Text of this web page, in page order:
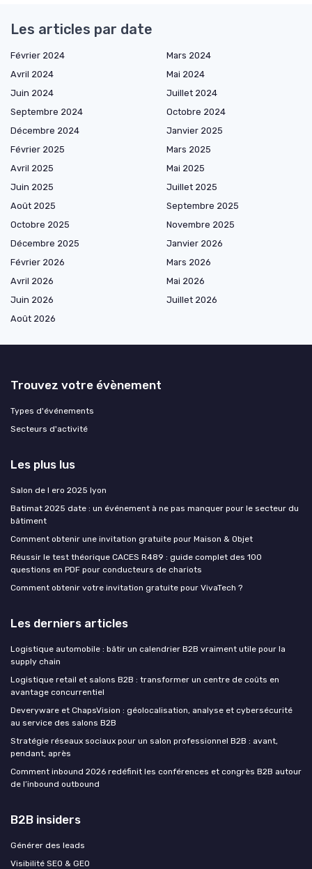
Les articles par date
Février 2024
Mars 2024
Avril 2024
Mai 2024
Juin 2024
Juillet 2024
Septembre 2024
Octobre 2024
Décembre 2024
Janvier 2025
Février 2025
Mars 2025
Avril 2025
Mai 2025
Juin 2025
Juillet 2025
Août 2025
Septembre 2025
Octobre 2025
Novembre 2025
Décembre 2025
Janvier 2026
Février 2026
Mars 2026
Avril 2026
Mai 2026
Juin 2026
Juillet 2026
Août 2026
Trouvez votre évènement
Types d'événements
Secteurs d'activité
Les plus lus
Salon de l ero 2025 lyon
Batimat 2025 date : un événement à ne pas manquer pour le secteur du
bâtiment
Comment obtenir une invitation gratuite pour Maison & Objet
Réussir le test théorique CACES R489 : guide complet des 100
questions en PDF pour conducteurs de chariots
Comment obtenir votre invitation gratuite pour VivaTech ?
Les derniers articles
Logistique automobile : bâtir un calendrier B2B vraiment utile pour la
supply chain
Logistique retail et salons B2B : transformer un centre de coûts en
avantage concurrentiel
Deveryware et ChapsVision : géolocalisation, analyse et cybersécurité
au service des salons B2B
Stratégie réseaux sociaux pour un salon professionnel B2B : avant,
pendant, après
Comment inbound 2026 redéfinit les conférences et congrès B2B autour
de l’inbound outbound
B2B insiders
Générer des leads
Visibilité SEO & GEO